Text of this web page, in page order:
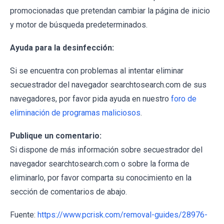
promocionadas que pretendan cambiar la página de inicio
y motor de búsqueda predeterminados.
Ayuda para la desinfección:
Si se encuentra con problemas al intentar eliminar
secuestrador del navegador searchtosearch.com de sus
navegadores, por favor pida ayuda en nuestro foro de
eliminación de programas maliciosos.
Publique un comentario:
Si dispone de más información sobre secuestrador del
navegador searchtosearch.com o sobre la forma de
eliminarlo, por favor comparta su conocimiento en la
sección de comentarios de abajo.
Fuente: https://www.pcrisk.com/removal-guides/28976-